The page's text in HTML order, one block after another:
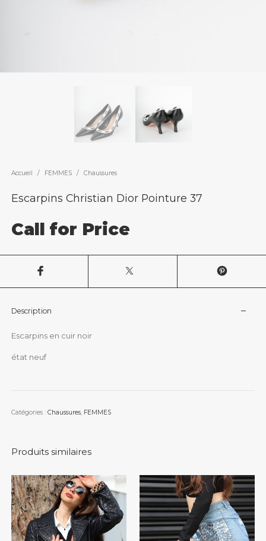
Accueil / FEMMES / Chaussures
Escarpins Christian Dior Pointure 37
Call for Price
Description
Escarpins en cuir noir
état neuf
Catégories : Chaussures, FEMMES
Produits similaires